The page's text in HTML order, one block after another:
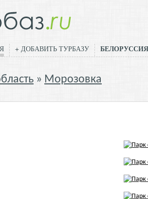
+ ДОБАВИТЬ ТУРБАЗУ БЕЛОРУССИЯ
Морозовка